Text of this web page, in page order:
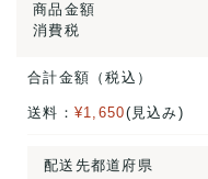
商品金額
消費税
合計金額（税込）
送料： ¥1,650(見込み)
配送先都道府県